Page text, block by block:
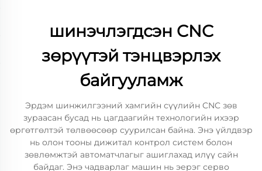
шинэчлэгдсэн CNC
зөрүүтэй тэнцвэрлэх
байгууламж
Эрдэм шинжилгээний хамгийн сүүлийн CNC зөв
зураасан бусад нь цагдаагийн технологийн ихээр
өргөтгөлтэй төлвөөсөөр суурилсан байна. Энэ үйлдвэр
нь олон тооны дижитал контрол систем болон
зөвлөмжтэй автоматчлагыг ашиглахад илүү сайн
байдаг. Энэ чадварлаг машин нь эерэг серво